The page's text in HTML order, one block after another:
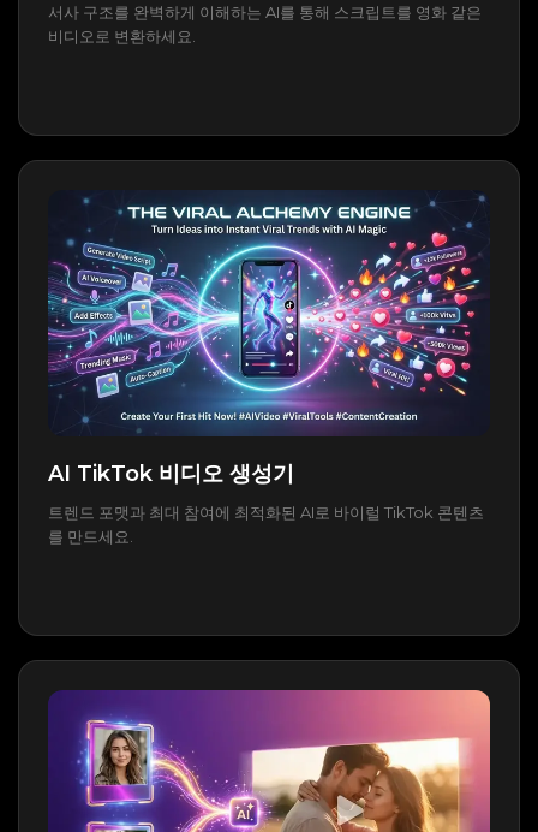
서사 구조를 완벽하게 이해하는 AI를 통해 스크립트를 영화 같은
비디오로 변환하세요.
AI TikTok 비디오 생성기
트렌드 포맷과 최대 참여에 최적화된 AI로 바이럴 TikTok 콘텐츠
를 만드세요.